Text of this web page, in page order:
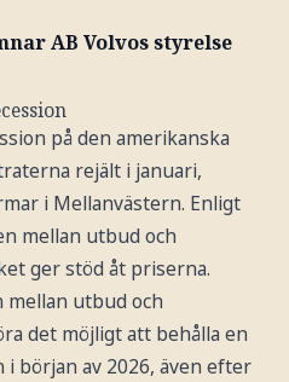
AB Volvos styrelse
på den amerikanska
rejält i januari,
i Mellanvästern. Enligt
mellan utbud och
ger stöd åt priserna.
mellan utbud och
det möjligt att behålla en
början av 2026, även efter